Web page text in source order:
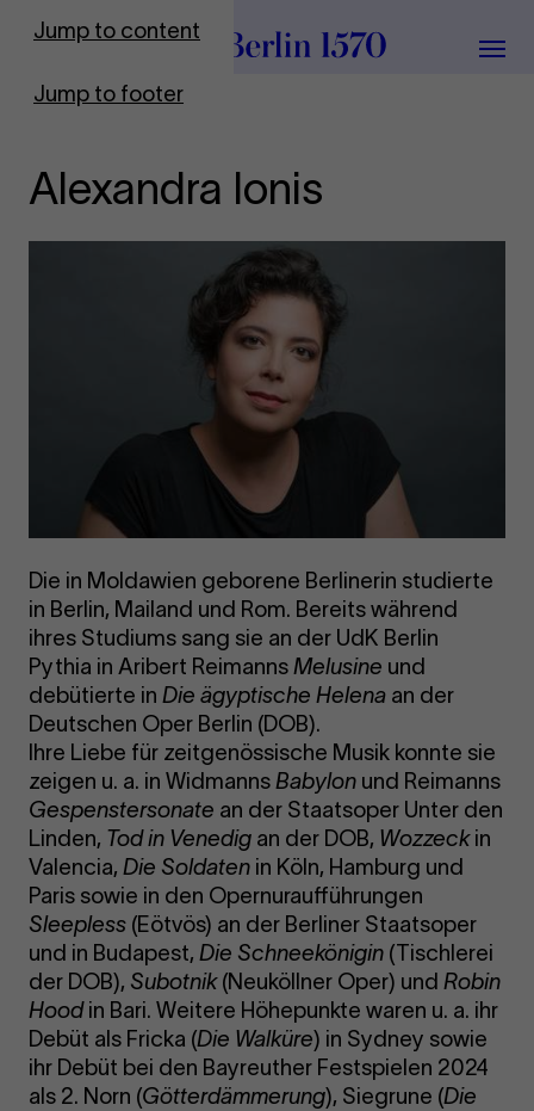
Jump to content
Jump to footer
To Frontpage
Alexandra Ionis
Die in Moldawien geborene Berlinerin studierte
in Berlin, Mailand und Rom. Bereits während
ihres Studiums sang sie an der UdK Berlin
Pythia in Aribert ReimannsMelusine und
debütierte inDie ägyptische Helena an der
Deutschen Oper Berlin (DOB).
Ihre Liebe für zeitgenössische Musik konnte sie
zeigen u. a. in WidmannsBabylon und Reimanns
Gespenstersonate an der Staatsoper Unter den
Linden, Tod in Venedig an der DOB, Wozzeckin
Valencia,Die Soldaten in Köln, Hamburg und
Paris sowie in den Opernuraufführungen
Sleepless (Eötvös) an der Berliner Staatsoper
und in Budapest,Die Schneekönigin (Tischlerei
der DOB), Subotnik(Neuköllner Oper) undRobin
Hoodin Bari. Weitere Höhepunkte waren u. a. ihr
Debüt als Fricka (Die Walküre) in Sydney sowie
ihr Debüt bei den Bayreuther Festspielen 2024
als 2. Norn (Götterdämmerung), Siegrune (Die